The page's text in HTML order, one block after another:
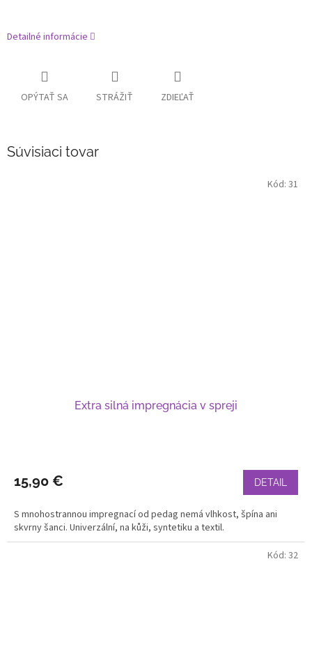
Detailné informácie
OPÝTAŤ SA STRÁŽIŤ ZDIEĽAŤ
Súvisiaci tovar
Extra silná impregnácia v spreji
15,90 € DETAIL
S mnohostrannou impregnací od pedag nemá vlhkost, špína ani
skvrny šanci. Univerzální, na kůži, syntetiku a textil.
Kód: 31
Kód: 32